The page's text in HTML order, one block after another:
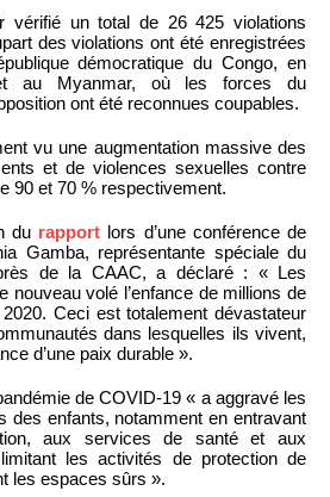
vérifié un total de 26 425 violations
des violations ont été enregistrées
démocratique du Congo, en
au Myanmar, où les forces du
ont été reconnues coupables.
vu une augmentation massive des
et de violences sexuelles contre
90 et 70 % respectivement.
du rapport lors d’une conférence de
Gamba, représentante spéciale du
de la CAAC, a déclaré : « Les
nouveau volé l’enfance de millions de
Ceci est totalement dévastateur
dans lesquelles ils vivent,
d’une paix durable ».
de COVID-19 « a aggravé les
des enfants, notamment en entravant
aux services de santé et aux
les activités de protection de
les espaces sûrs ».